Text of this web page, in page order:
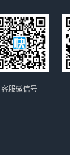
客服微信号